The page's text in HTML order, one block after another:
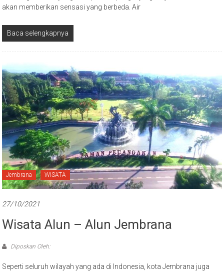
akan memberikan sensasi yang berbeda. Air
Baca selengkapnya
Jembrana WISATA
27/10/2021
Wisata Alun – Alun Jembrana
Diposkan Oleh:
Seperti seluruh wilayah yang ada di Indonesia, kota Jembrana juga